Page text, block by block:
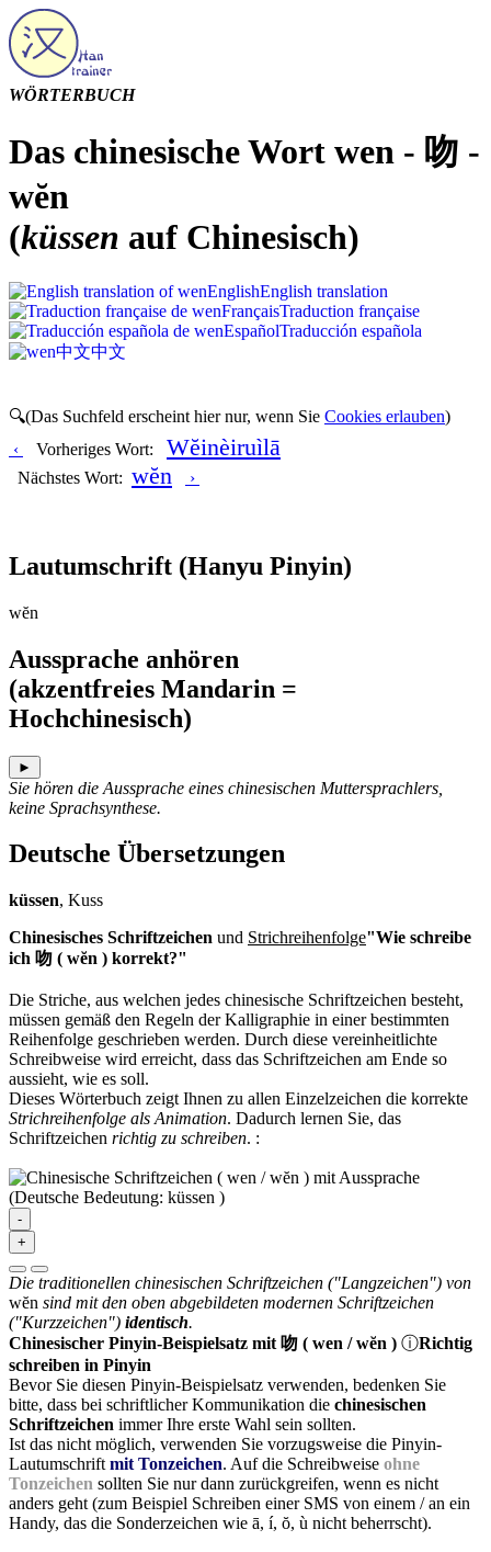
WÖRTERBUCH
Das chinesische Wort wen - 吻 -
wĕn
(küssen auf Chinesisch)
EnglishEnglish translation
FrançaisTraduction française
EspañolTraducción española
中文中文
🔍(Das Suchfeld erscheint hier nur, wenn Sie Cookies erlauben)
‹
Vorheriges Wort: Wĕinèiruìlā
Nächstes Wort: wĕn ›
Lautumschrift (Hanyu Pinyin)
wĕn
Aussprache anhören
(akzentfreies Mandarin =
Hochchinesisch)
►
Sie hören die Aussprache eines chinesischen Muttersprachlers,
keine Sprachsynthese.
Deutsche Übersetzungen
küssen, Kuss
Chinesisches Schriftzeichen und Strichreihenfolge"Wie schreibe
ich 吻 ( wĕn ) korrekt?"
Die Striche, aus welchen jedes chinesische Schriftzeichen besteht,
müssen gemäß den Regeln der Kalligraphie in einer bestimmten
Reihenfolge geschrieben werden. Durch diese vereinheitlichte
Schreibweise wird erreicht, dass das Schriftzeichen am Ende so
aussieht, wie es soll.
Dieses Wörterbuch zeigt Ihnen zu allen Einzelzeichen die korrekte
Strichreihenfolge als Animation. Dadurch lernen Sie, das
Schriftzeichen richtig zu schreiben. :
-
+
Die traditionellen chinesischen Schriftzeichen ("Langzeichen") von
wĕn sind mit den oben abgebildeten modernen Schriftzeichen
("Kurzzeichen") identisch.
Chinesischer Pinyin-Beispielsatz mit 吻 ( wen / wĕn ) ⓘRichtig
schreiben in Pinyin
Bevor Sie diesen Pinyin-Beispielsatz verwenden, bedenken Sie
bitte, dass bei schriftlicher Kommunikation die chinesischen
Schriftzeichen immer Ihre erste Wahl sein sollten.
Ist das nicht möglich, verwenden Sie vorzugsweise die Pinyin-
Lautumschrift mit Tonzeichen. Auf die Schreibweise ohne
Tonzeichen sollten Sie nur dann zurückgreifen, wenn es nicht
anders geht (zum Beispiel Schreiben einer SMS von einem / an ein
Handy, das die Sonderzeichen wie ā, í, ŏ, ù nicht beherrscht).